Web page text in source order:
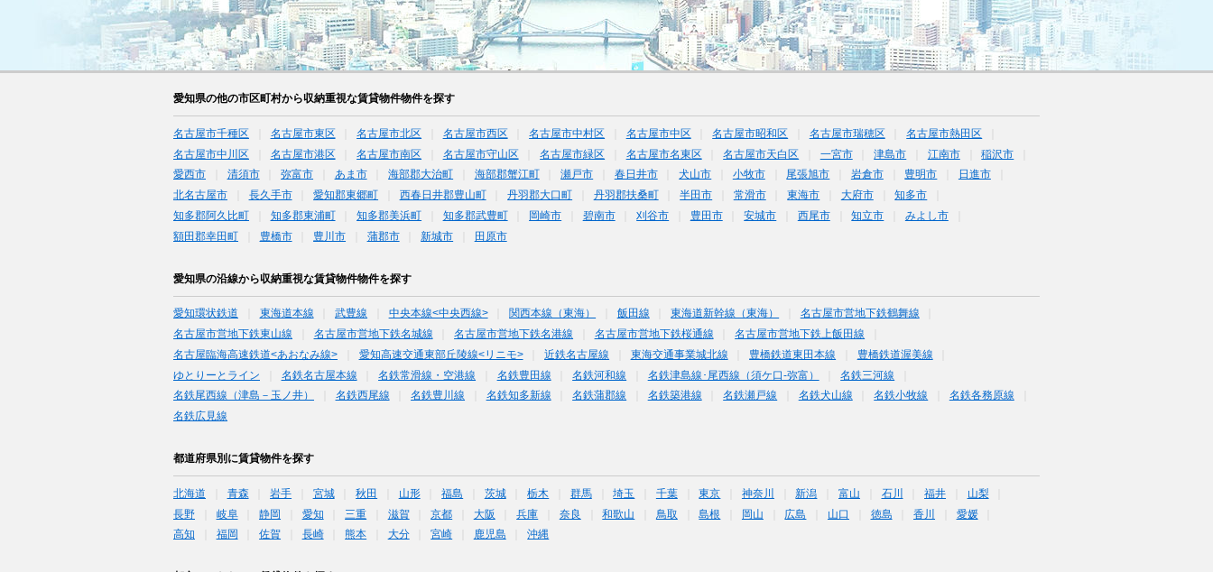
愛知県の他の市区町村から収納重視な賃貸物件物件を探す
名古屋市千種区 名古屋市東区 名古屋市北区 名古屋市西区 名古屋市中村区 名古屋市中区 名古屋市昭和区 名古屋市瑞穂区
名古屋市熱田区
名古屋市中川区
名古屋市港区 名古屋市南区 名古屋市守山区 名古屋市緑区 名古屋市名東区 名古屋市天白区 一宮市 津島市 江南市
稲沢市
愛西市
清須市 弥富市 あま市 海部郡大治町 海部郡蟹江町 瀬戸市 春日井市 犬山市 小牧市 尾張旭市 岩倉市 豊明市
日進市
北名古屋市
長久手市 愛知郡東郷町 西春日井郡豊山町 丹羽郡大口町 丹羽郡扶桑町 半田市 常滑市 東海市 大府市
知多市
知多郡阿久比町
知多郡東浦町 知多郡美浜町 知多郡武豊町 岡崎市 碧南市 刈谷市 豊田市 安城市 西尾市 知立市
みよし市
額田郡幸田町
豊橋市 豊川市 蒲郡市 新城市 田原市
愛知県の沿線から収納重視な賃貸物件物件を探す
愛知環状鉄道 東海道本線 武豊線 中央本線<中央西線> 関西本線（東海） 飯田線 東海道新幹線（東海）
名古屋市営地下鉄鶴舞線
名古屋市営地下鉄東山線
名古屋市営地下鉄名城線 名古屋市営地下鉄名港線 名古屋市営地下鉄桜通線
名古屋市営地下鉄上飯田線
名古屋臨海高速鉄道<あおなみ線>
愛知高速交通東部丘陵線<リニモ> 近鉄名古屋線 東海交通事業城北線 豊橋鉄道東田本線
豊橋鉄道渥美線
ゆとりーとライン
名鉄名古屋本線 名鉄常滑線・空港線 名鉄豊田線 名鉄河和線 名鉄津島線･尾西線（須ケ口-弥富）
名鉄三河線
名鉄尾西線（津島－玉ノ井）
名鉄西尾線 名鉄豊川線 名鉄知多新線 名鉄蒲郡線 名鉄築港線 名鉄瀬戸線 名鉄犬山線 名鉄小牧線
名鉄各務原線
名鉄広見線
都道府県別に賃貸物件を探す
北海道 青森 岩手 宮城 秋田 山形 福島 茨城 栃木 群馬 埼玉 千葉 東京 神奈川 新潟 富山 石川 福井
山梨
長野
岐阜 静岡 愛知 三重 滋賀 京都 大阪 兵庫 奈良 和歌山 鳥取 島根 岡山 広島 山口 徳島 香川
愛媛
高知
福岡 佐賀 長崎 熊本 大分 宮崎 鹿児島 沖縄